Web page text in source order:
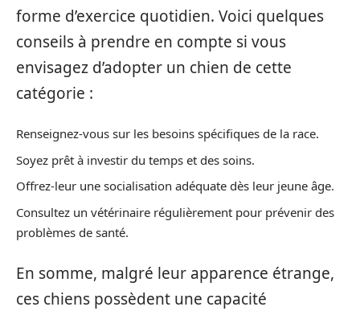
forme d’exercice quotidien. Voici quelques
conseils à prendre en compte si vous
envisagez d’adopter un chien de cette
catégorie :
Renseignez-vous sur les besoins spécifiques de la race.
Soyez prêt à investir du temps et des soins.
Offrez-leur une socialisation adéquate dès leur jeune âge.
Consultez un vétérinaire régulièrement pour prévenir des
problèmes de santé.
En somme, malgré leur apparence étrange,
ces chiens possèdent une capacité